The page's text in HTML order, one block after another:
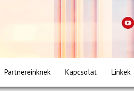
Partnereinknek Kapcsolat Linkek